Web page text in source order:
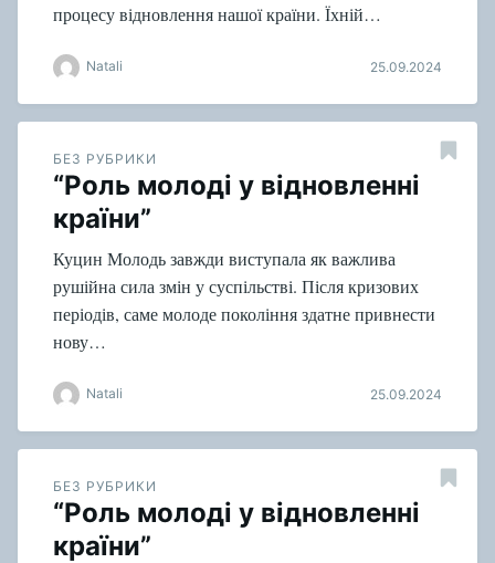
процесу відновлення нашої країни. Їхній…
Natali 25.09.2024
БЕЗ РУБРИКИ
“Роль молоді у відновленні
країни”
Куцин Молодь завжди виступала як важлива
рушійна сила змін у суспільстві. Після кризових
періодів, саме молоде покоління здатне привнести
нову…
Natali 25.09.2024
БЕЗ РУБРИКИ
“Роль молоді у відновленні
країни”